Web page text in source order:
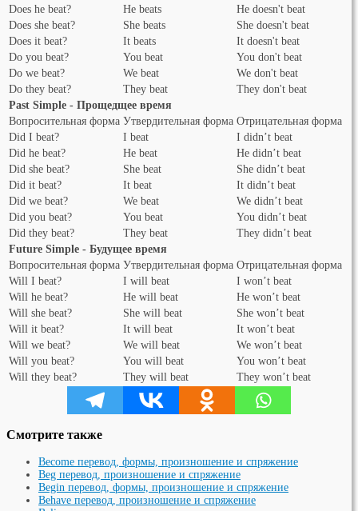
Does he beat?
He beats
He doesn't beat
Does she beat?
She beats
She doesn't beat
Does it beat?
It beats
It doesn't beat
Do you beat?
You beat
You don't beat
Do we beat?
We beat
We don't beat
Do they beat?
They beat
They don't beat
Past Simple - Прощедщее время
Вопросительная форма Утвердительная форма Отрицательная форма
Did I beat?
I beat
I didn’t beat
Did he beat?
He beat
He didn’t beat
Did she beat?
She beat
She didn’t beat
Did it beat?
It beat
It didn’t beat
Did we beat?
We beat
We didn’t beat
Did you beat?
You beat
You didn’t beat
Did they beat?
They beat
They didn’t beat
Future Simple - Будущее время
Вопросительная форма Утвердительная форма Отрицательная форма
Will I beat?
I will beat
I won’t beat
Will he beat?
He will beat
He won’t beat
Will she beat?
She will beat
She won’t beat
Will it beat?
It will beat
It won’t beat
Will we beat?
We will beat
We won’t beat
Will you beat?
You will beat
You won’t beat
Will they beat?
They will beat They won’t beat
Смотрите также
Become перевод, формы, произношение и спряжение
Beg перевод, произношение и спряжение
Begin перевод, формы, произношение и спряжение
Behave перевод, произношение и спряжение